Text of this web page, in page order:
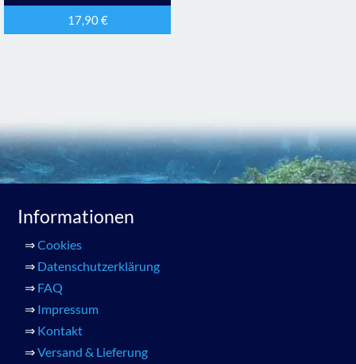
17,90€
Informationen
⇒Cookies
⇒ Datenschutzerklärung
⇒ FAQ
⇒ Impressum
⇒ Kontakt
⇒Versand & Lieferung